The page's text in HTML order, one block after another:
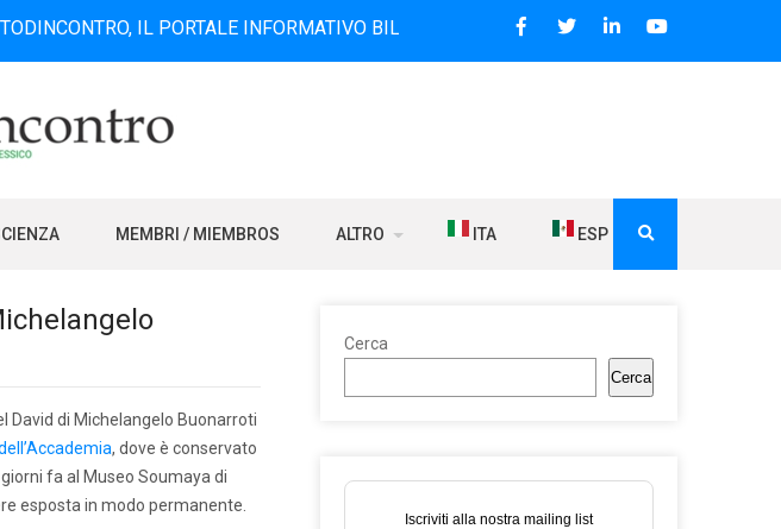
IL PORTALE INFORMATIVO BILINGUE CHE DAL 2006 DIFFONDE NOTIZIE SUI
MEMBRI / MIEMBROS ALTRO ITA ESP
David di Michelangelo Buonarroti
, dove è conservato
fa al Museo Soumaya di
esposta in modo permanente.
Cerca
Cerca
Iscriviti alla nostra mailing list